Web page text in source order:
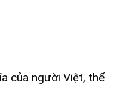
của người Việt, thể